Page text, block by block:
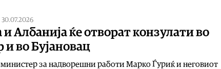
30.07.2026
и Албанија ќе отворат конзулати во
и во Бујановац
за надворешни работи Марко Ѓуриќ и неговиот